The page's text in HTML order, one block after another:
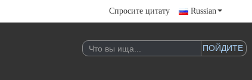
Спросите цитату Russian